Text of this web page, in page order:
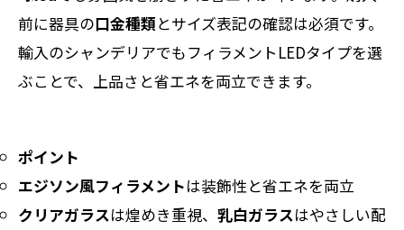
前に器具の口金種類とサイズ表記の確認は必須です。
輸入のシャンデリアでもフィラメントLEDタイプを選
ぶことで、上品さと省エネを両立できます。
ポイント
エジソン風フィラメントは装飾性と省エネを両立
クリアガラスは煌めき重視、 乳白ガラスはやさしい配